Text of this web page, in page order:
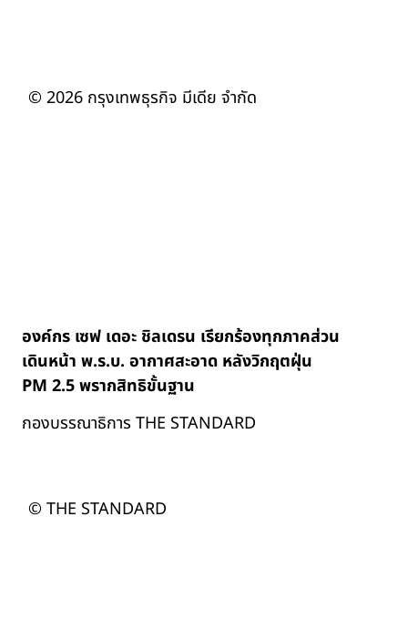
© 2026 กรุงเทพธุรกิจ มีเดีย จำกัด
องค์กร เซฟ เดอะ ชิลเดรน เรียกร้องทุกภาคส่วน
เดินหน้า พ.ร.บ. อากาศสะอาด หลังวิกฤตฝุ่น
PM 2.5 พรากสิทธิขั้นฐาน
กองบรรณาธิการ THE STANDARD
© THE STANDARD